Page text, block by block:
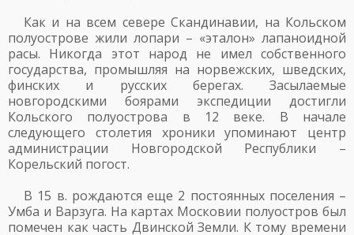
Как и на всем севере Скандинавии, на Кольском
полуострове жили лопари – «эталон» лапаноидной
расы. Никогда этот народ не имел собственного
государства, промышляя на норвежских, шведских,
финских и русских берегах. Засылаемые
новгородскими боярами экспедиции достигли
Кольского полуострова в 12 веке. В начале
следующего столетия хроники упоминают центр
администрации Новгородской Республики –
Корельский погост.
В 15 в. рождаются еще 2 постоянных поселения –
Умба и Варзуга. На картах Московии полуостров был
помечен как часть Двинской Земли. К тому времени